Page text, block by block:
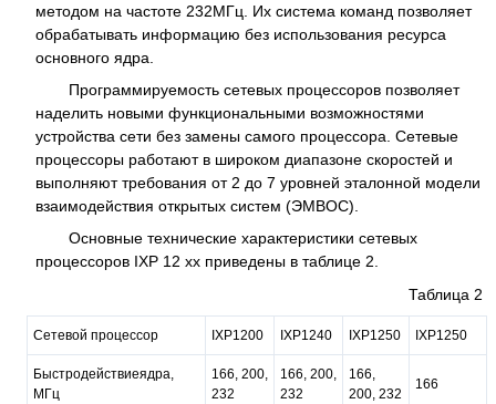
методом на частоте 232МГц. Их система команд позволяет
обрабатывать информацию без использования ресурса
основного ядра.
Программируемость сетевых процессоров позволяет
наделить новыми функциональными возможностями
устройства сети без замены самого процессора. Сетевые
процессоры работают в широком диапазоне скоростей и
выполняют требования от 2 до 7 уровней эталонной модели
взаимодействия открытых систем (ЭМВОС).
Основные технические характеристики сетевых
процессоров IXP 12 xx приведены в таблице 2.
Таблица 2
Сетевой процессор IXP1200 IXP1240 IXP1250 IXP1250
Быстродействиеядра,
МГц
166, 200,
232
166, 200,
232
166,
200, 232
166